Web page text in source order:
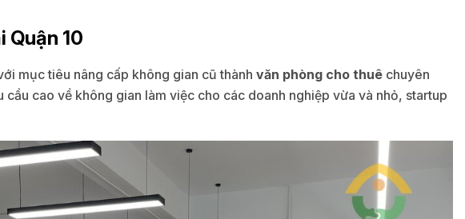
Quận 10
mục tiêu nâng cấp không gian cũ thành văn phòng cho thuê chuyên
cao về không gian làm việc cho các doanh nghiệp vừa và nhỏ, startup